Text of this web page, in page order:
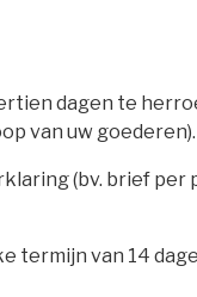
dagen te
van uw goederen).
(bv. brief per
termijn van 14